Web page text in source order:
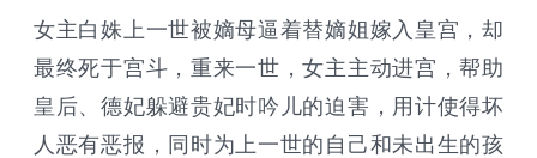
女主白姝上一世被嫡母逼着替嫡姐嫁入皇宫，却
最终死于宫斗，重来一世，女主主动进宫，帮助
皇后、德妃躲避贵妃时吟儿的迫害，用计使得坏
人恶有恶报，同时为上一世的自己和未出生的孩